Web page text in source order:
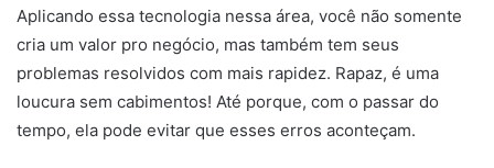
Aplicando essa tecnologia nessa área, você não somente
cria um valor pro negócio, mas também tem seus
problemas resolvidos com mais rapidez. Rapaz, é uma
loucura sem cabimentos! Até porque, com o passar do
tempo, ela pode evitar que esses erros aconteçam.